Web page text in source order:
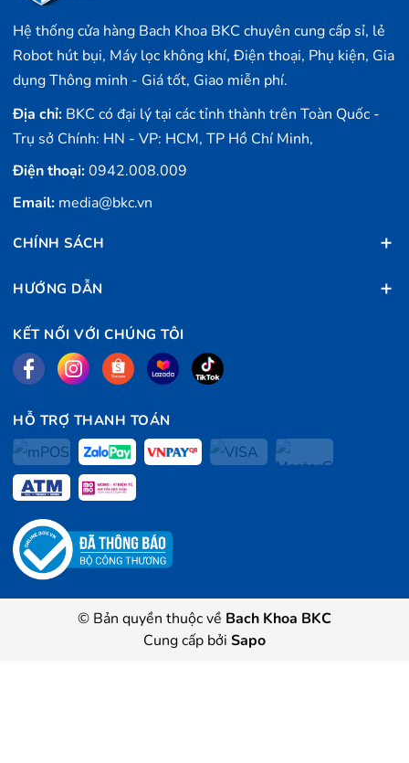
Hệ thống cửa hàng Bach Khoa BKC chuyên cung cấp sỉ, lẻ
Robot hút bụi, Máy lọc không khí, Điện thoại, Phụ kiện, Gia
dụng Thông minh - Giá tốt, Giao miễn phí.
Địa chỉ: BKC có đại lý tại các tỉnh thành trên Toàn Quốc -
Trụ sở Chính: HN - VP: HCM, TP Hồ Chí Minh,
Điện thoại:0942.008.009
Email: media@bkc.vn
CHÍNH SÁCH
HƯỚNG DẪN
KẾT NỐI VỚI CHÚNG TÔI
HỖ TRỢ THANH TOÁN
© Bản quyền thuộc về Bach Khoa BKC
Cung cấp bởi Sapo